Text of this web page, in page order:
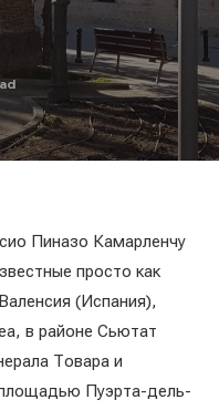
Пиназо Камарленчу
просто как
(Испания),
в районе Сьютат
Товара и
Пуэрта-дель-